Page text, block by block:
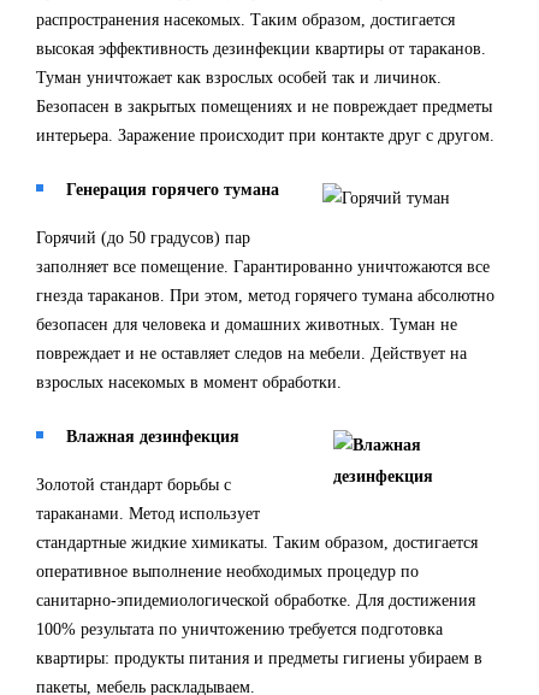
распространения насекомых. Таким образом, достигается
высокая эффективность дезинфекции квартиры от тараканов.
Туман уничтожает как взрослых особей так и личинок.
Безопасен в закрытых помещениях и не повреждает предметы
интерьера. Заражение происходит при контакте друг с другом.
Генерация горячего тумана
Горячий (до 50 градусов) пар
заполняет все помещение. Гарантированно уничтожаются все
гнезда тараканов. При этом, метод горячего тумана абсолютно
безопасен для человека и домашних животных. Туман не
повреждает и не оставляет следов на мебели. Действует на
взрослых насекомых в момент обработки.
Влажная дезинфекция
Золотой стандарт борьбы с
тараканами. Метод использует
стандартные жидкие химикаты. Таким образом, достигается
оперативное выполнение необходимых процедур по
санитарно-эпидемиологической обработке. Для достижения
100% результата по уничтожению требуется подготовка
квартиры: продукты питания и предметы гигиены убираем в
пакеты, мебель раскладываем.